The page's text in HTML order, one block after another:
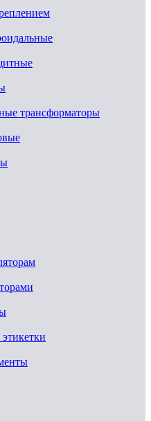
трансформаторы